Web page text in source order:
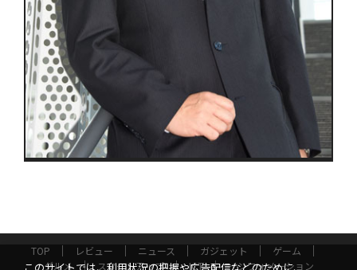
TOP レビュー ニュース ガジェット
ゲーム
グルメ
スタートアップ ICT インフォメーション